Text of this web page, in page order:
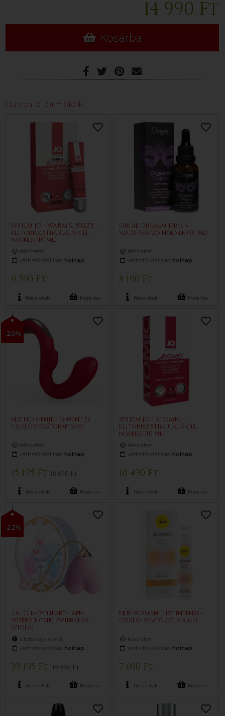
14 990 Ft
Kosárba
Hasonló termékek
System JO - WARM & BUZZY -
klitorisz stimuláló gél
nőknek (10 ml)
készleten
várható szállítás: holnap
9 590 Ft
Részletek Kosárba
Orgie Orgasm Drops -
vágyfokozó nőknek (30 ml)
készleten
várható szállítás: holnap
8 190 Ft
Részletek Kosárba
-20%
SEX HD Genie - G-pont és
csiklóvibrátor (piros)
készleten
várható szállítás: holnap
15 195 Ft18 890 Ft
Részletek Kosárba
System JO - ATOMIC -
klitorisz stimuláló gél
nőknek (10 ml)
készleten
várható szállítás: holnap
10 490 Ft
Részletek Kosárba
-22%
ZALO Baby Heart - App-
vezérelt csiklóvibrátor
(viola)
utolsó egy darab
várható szállítás: holnap
39 195 Ft49 990 Ft
Részletek Kosárba
pjur Woman Lust Intense -
csiklóizgató gél (15 ml)
készleten
várható szállítás: holnap
7 690 Ft
Részletek Kosárba